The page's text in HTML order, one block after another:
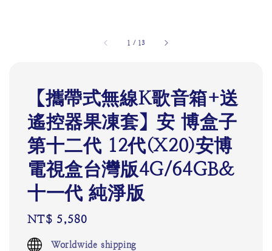
1 / 13
【攜帶式無線K歌音箱+送
遙控器果凍套】安 博盒子
第十二代 12代(X20)安博
電視盒台灣版4G/64GB&
十一代 純淨版
Regular
price
NT$ 5,580
Worldwide shipping